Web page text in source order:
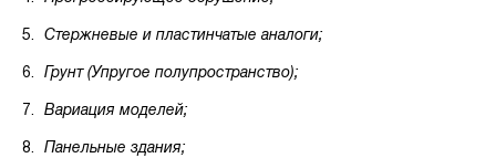
Стержневые и пластинчатые аналоги;
Грунт (Упругое полупространство);
Вариация моделей;
Панельные здания;